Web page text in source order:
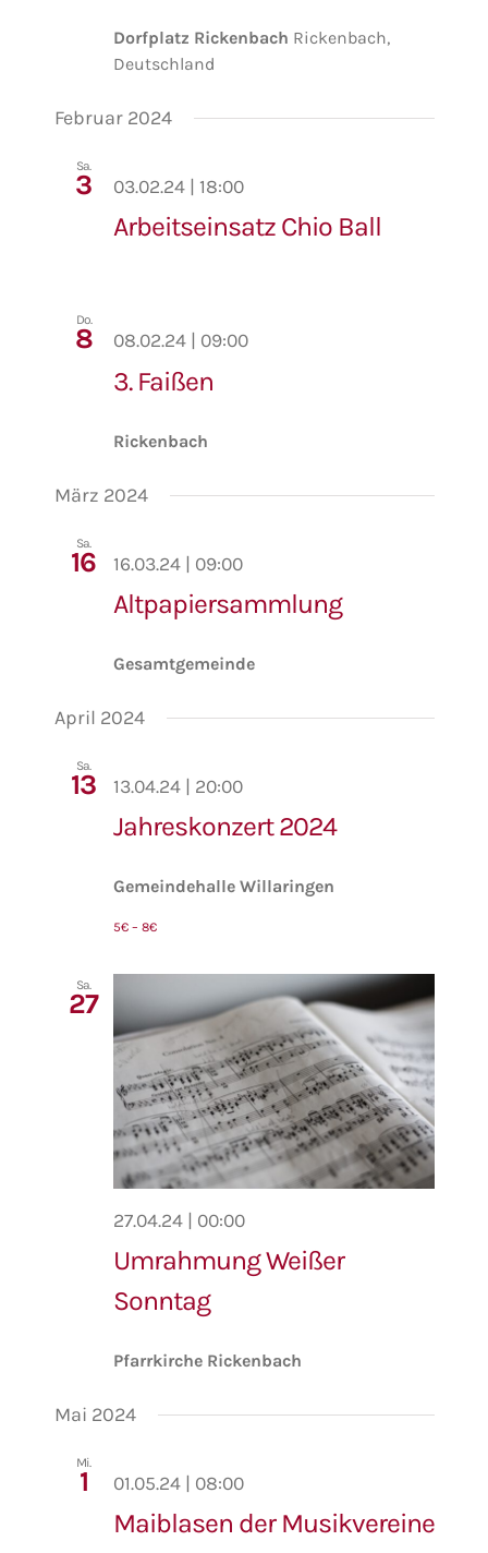
Dorfplatz Rickenbach Rickenbach,
Deutschland
Februar 2024
Sa.
3 03.02.24 | 18:00
Arbeitseinsatz Chio Ball
Do.
8 08.02.24 | 09:00
3. Faißen
Rickenbach
März 2024
Sa.
16 16.03.24 | 09:00
Altpapiersammlung
Gesamtgemeinde
April 2024
Sa.
13 13.04.24 | 20:00
Jahreskonzert 2024
Gemeindehalle Willaringen
5€ – 8€
Sa.
27
27.04.24 | 00:00
Umrahmung Weißer
Sonntag
Pfarrkirche Rickenbach
Mai 2024
Mi.
1 01.05.24 | 08:00
Maiblasen der Musikvereine